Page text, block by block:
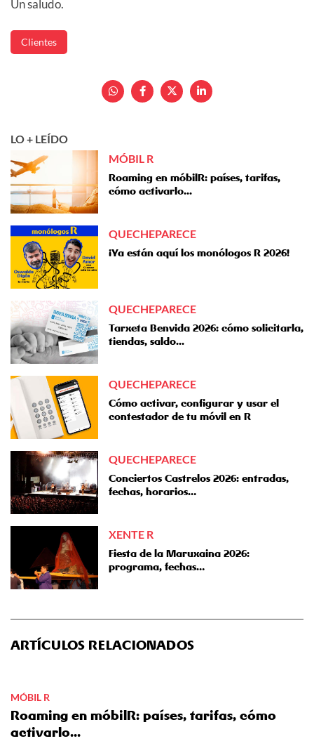
Un saludo.
Clientes
LO + LEÍDO
MÓBIL R
Roaming en móbilR: países, tarifas,
cómo activarlo...
QUECHEPARECE
¡Ya están aquí los monólogos R 2026!
QUECHEPARECE
Tarxeta Benvida 2026: cómo solicitarla,
tiendas, saldo...
QUECHEPARECE
Cómo activar, configurar y usar el
contestador de tu móvil en R
QUECHEPARECE
Conciertos Castrelos 2026: entradas,
fechas, horarios…
XENTE R
Fiesta de la Maruxaina 2026:
programa, fechas…
ARTÍCULOS RELACIONADOS
MÓBIL R
Roaming en móbilR: países, tarifas, cómo
activarlo...